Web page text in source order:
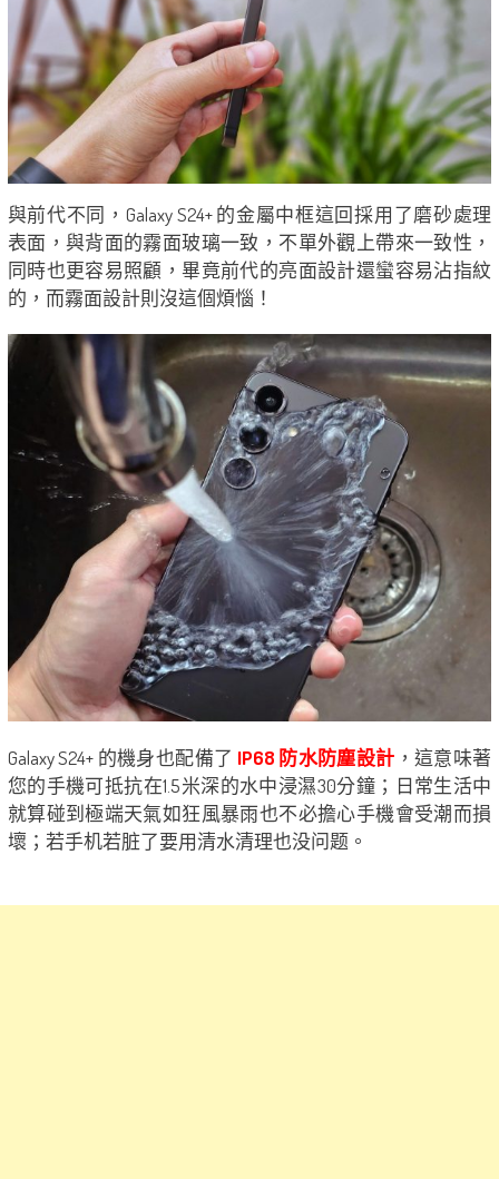
與前代不同，Galaxy S24+ 的金屬中框這回採用了磨砂處理
表面，與背面的霧面玻璃一致，不單外觀上帶來一致性，
同時也更容易照顧，畢竟前代的亮面設計還蠻容易沾指紋
的，而霧面設計則沒這個煩惱！
Galaxy S24+ 的機身也配備了 IP68 防水防塵設計 ，這意味著
您的手機可抵抗在1.5米深的水中浸濕30分鐘；日常生活中
就算碰到極端天氣如狂風暴雨也不必擔心手機會受潮而損
壞；若手机若脏了要用清水清理也没问题。